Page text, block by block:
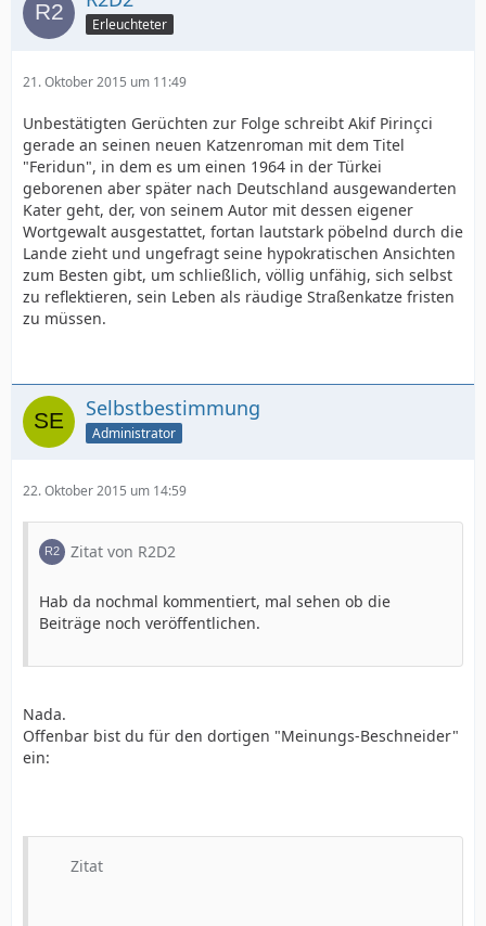
Erleuchteter
21. Oktober 2015 um 11:49
Unbestätigten Gerüchten zur Folge schreibt Akif Pirinçci
gerade an seinen neuen Katzenroman mit dem Titel
"Feridun", in dem es um einen 1964 in der Türkei
geborenen aber später nach Deutschland ausgewanderten
Kater geht, der, von seinem Autor mit dessen eigener
Wortgewalt ausgestattet, fortan lautstark pöbelnd durch die
Lande zieht und ungefragt seine hypokratischen Ansichten
zum Besten gibt, um schließlich, völlig unfähig, sich selbst
zu reflektieren, sein Leben als räudige Straßenkatze fristen
zu müssen.
Selbstbestimmung
Administrator
22. Oktober 2015 um 14:59
Zitat von R2D2
Hab da nochmal kommentiert, mal sehen ob die
Beiträge noch veröffentlichen.
Nada.
Offenbar bist du für den dortigen "Meinungs-Beschneider"
ein:
Zitat